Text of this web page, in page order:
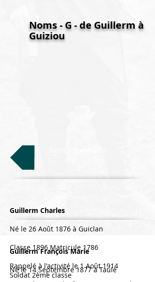
Noms - G - de Guillerm à
Guiziou
Guillerm Charles
Né le 26 Août 1876 à Guiclan
Classe 1896 Matricule 1786
Rappelé à l'activité le 1 Août 1914
Soldat 2ème classe
Guillerm François Marie
Né le 14 Septembre 1877 à Taulé